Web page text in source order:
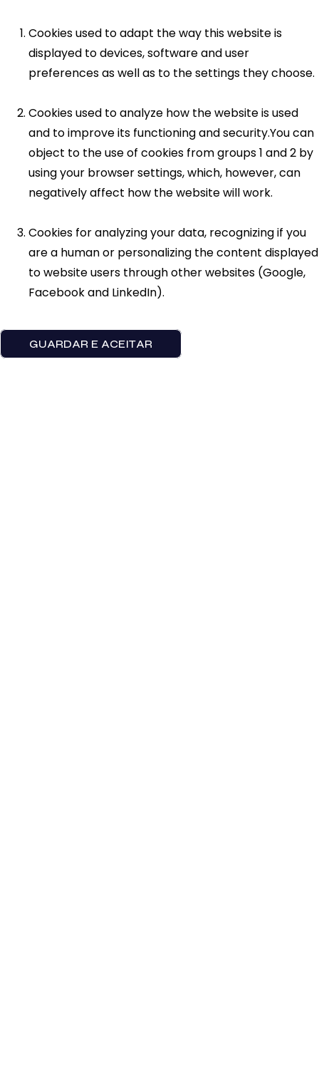
Cookies used to adapt the way this website is
displayed to devices, software and user
preferences as well as to the settings they choose.
Cookies used to analyze how the website is used
and to improve its functioning and security.You can
object to the use of cookies from groups 1 and 2 by
using your browser settings, which, however, can
negatively affect how the website will work.
Cookies for analyzing your data, recognizing if you
are a human or personalizing the content displayed
to website users through other websites (Google,
Facebook and LinkedIn).
GUARDAR E ACEITAR